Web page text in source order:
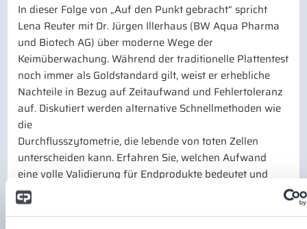
In dieser Folge von „Auf den Punkt gebracht“ spricht
Lena Reuter mit Dr. Jürgen Illerhaus (BW Aqua Pharma
und Biotech AG) über moderne Wege der
Keimüberwachung. Während der traditionelle Plattentest
noch immer als Goldstandard gilt, weist er erhebliche
Nachteile in Bezug auf Zeitaufwand und Fehlertoleranz
auf. Diskutiert werden alternative Schnellmethoden wie
die
Durchflusszytometrie, die lebende von toten Zellen
unterscheiden kann. Erfahren Sie, welchen Aufwand
eine volle Validierung für Endprodukte bedeutet und
warum Online-Monitoring die Prozesskontrolle
revolutioniert.